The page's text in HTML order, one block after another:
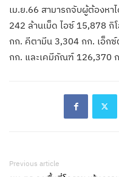
เม.ย.66 สามารถจับผู้ต้องหา
242 ล้านเม็ด ไอซ์ 15,878
กก. คีตามีน 3,304 กก. เอ็ก
กก. และเคมีภัณฑ์ 126,370
Previous article